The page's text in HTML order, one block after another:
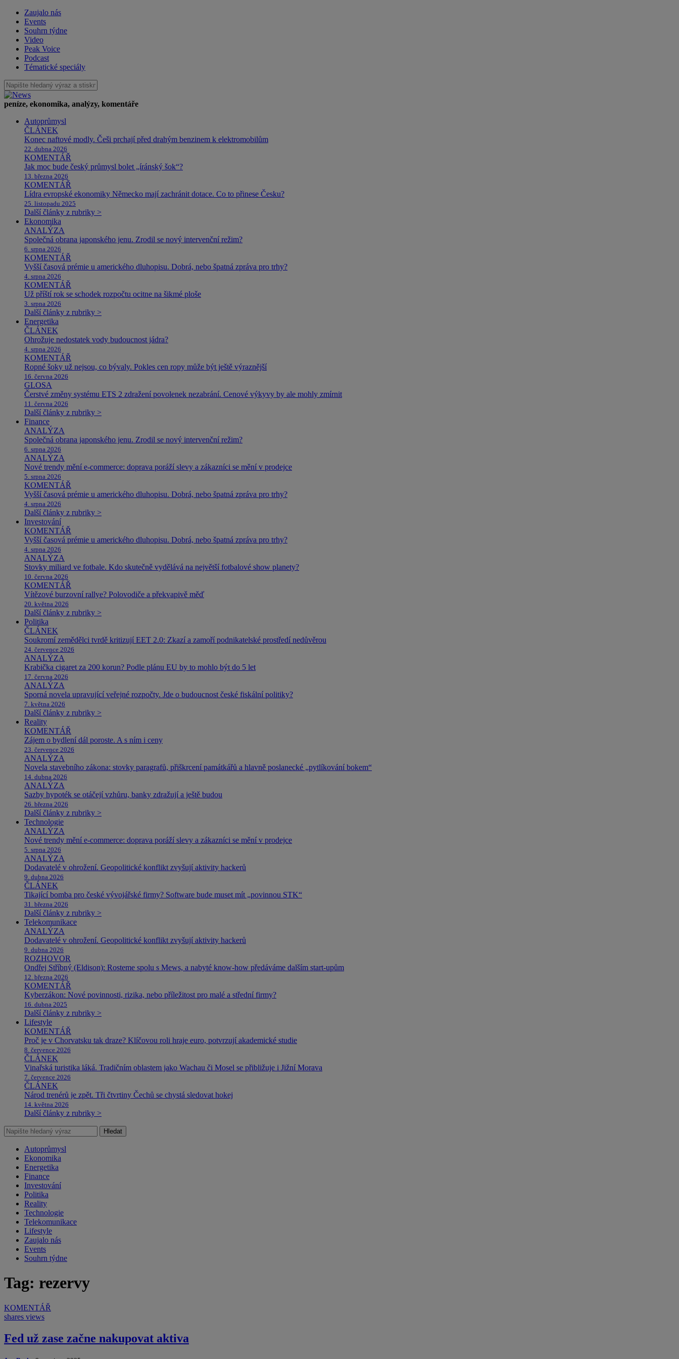
Zaujalo nás
Events
Souhrn týdne
Video
Peak Voice
Podcast
Tématické speciály
peníze, ekonomika, analýzy, komentáře
Autoprůmysl
ČLÁNEK
Konec naftové modly. Češi prchají před drahým benzinem k elektromobilům
22. dubna 2026
KOMENTÁŘ
Jak moc bude český průmysl bolet „íránský šok“?
13. března 2026
KOMENTÁŘ
Lídra evropské ekonomiky Německo mají zachránit dotace. Co to přinese Česku?
25. listopadu 2025
Další články z rubriky >
Ekonomika
ANALÝZA
Společná obrana japonského jenu. Zrodil se nový intervenční režim?
6. srpna 2026
KOMENTÁŘ
Vyšší časová prémie u amerického dluhopisu. Dobrá, nebo špatná zpráva pro trhy?
4. srpna 2026
KOMENTÁŘ
Už příští rok se schodek rozpočtu ocitne na šikmé ploše
3. srpna 2026
Další články z rubriky >
Energetika
ČLÁNEK
Ohrožuje nedostatek vody budoucnost jádra?
4. srpna 2026
KOMENTÁŘ
Ropné šoky už nejsou, co bývaly. Pokles cen ropy může být ještě výraznější
16. června 2026
GLOSA
Čerstvé změny systému ETS 2 zdražení povolenek nezabrání. Cenové výkyvy by ale mohly zmírnit
11. června 2026
Další články z rubriky >
Finance
ANALÝZA
Společná obrana japonského jenu. Zrodil se nový intervenční režim?
6. srpna 2026
ANALÝZA
Nové trendy mění e-commerce: doprava poráží slevy a zákazníci se mění v prodejce
5. srpna 2026
KOMENTÁŘ
Vyšší časová prémie u amerického dluhopisu. Dobrá, nebo špatná zpráva pro trhy?
4. srpna 2026
Další články z rubriky >
Investování
KOMENTÁŘ
Vyšší časová prémie u amerického dluhopisu. Dobrá, nebo špatná zpráva pro trhy?
4. srpna 2026
ANALÝZA
Stovky miliard ve fotbale. Kdo skutečně vydělává na největší fotbalové show planety?
10. června 2026
KOMENTÁŘ
Vítězové burzovní rallye? Polovodiče a překvapivě měď
20. května 2026
Další články z rubriky >
Politika
ČLÁNEK
Soukromí zemědělci tvrdě kritizují EET 2.0: Zkazí a zamoří podnikatelské prostředí nedůvěrou
24. července 2026
ANALÝZA
Krabička cigaret za 200 korun? Podle plánu EU by to mohlo být do 5 let
17. června 2026
ANALÝZA
Sporná novela upravující veřejné rozpočty. Jde o budoucnost české fiskální politiky?
7. května 2026
Další články z rubriky >
Reality
KOMENTÁŘ
Zájem o bydlení dál poroste. A s ním i ceny
23. července 2026
ANALÝZA
Novela stavebního zákona: stovky paragrafů, přiškrcení památkářů a hlavně poslanecké „pytlíkování bokem“
14. dubna 2026
ANALÝZA
Sazby hypoték se otáčejí vzhůru, banky zdražují a ještě budou
26. března 2026
Další články z rubriky >
Technologie
ANALÝZA
Nové trendy mění e-commerce: doprava poráží slevy a zákazníci se mění v prodejce
5. srpna 2026
ANALÝZA
Dodavatelé v ohrožení. Geopolitické konflikt zvyšují aktivity hackerů
9. dubna 2026
ČLÁNEK
Tikající bomba pro české vývojářské firmy? Software bude muset mít „povinnou STK“
31. března 2026
Další články z rubriky >
Telekomunikace
ANALÝZA
Dodavatelé v ohrožení. Geopolitické konflikt zvyšují aktivity hackerů
9. dubna 2026
ROZHOVOR
Ondřej Stříbný (Eldison): Rosteme spolu s Mews, a nabyté know-how předáváme dalším start-upům
12. března 2026
KOMENTÁŘ
Kyberzákon: Nové povinnosti, rizika, nebo příležitost pro malé a střední firmy?
16. dubna 2025
Další články z rubriky >
Lifestyle
KOMENTÁŘ
Proč je v Chorvatsku tak draze? Klíčovou roli hraje euro, potvrzují akademické studie
8. července 2026
ČLÁNEK
Vinařská turistika láká. Tradičním oblastem jako Wachau či Mosel se přibližuje i Jižní Morava
7. července 2026
ČLÁNEK
Národ trenérů je zpět. Tři čtvrtiny Čechů se chystá sledovat hokej
14. května 2026
Další články z rubriky >
Hledat
Autoprůmysl
Ekonomika
Energetika
Finance
Investování
Politika
Reality
Technologie
Telekomunikace
Lifestyle
Zaujalo nás
Events
Souhrn týdne
Tag: rezervy
KOMENTÁŘ
shares views
Fed už zase začne nakupovat aktiva